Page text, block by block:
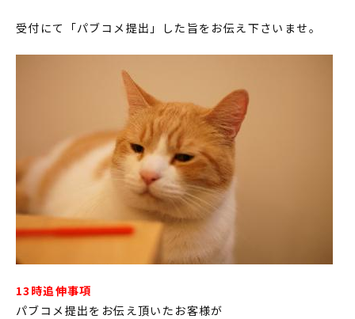
受付にて「パブコメ提出」した旨をお伝え下さいませ。
13時追伸事項
パブコメ提出をお伝え頂いたお客様が